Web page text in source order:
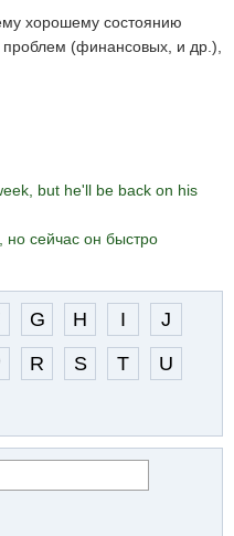
хорошему состоянию
проблем (финансовых, и др.),
but he'll be back on his
сейчас он быстро
G H I
J
R S T
U